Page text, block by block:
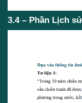
3.4 – Phần Lịch sử